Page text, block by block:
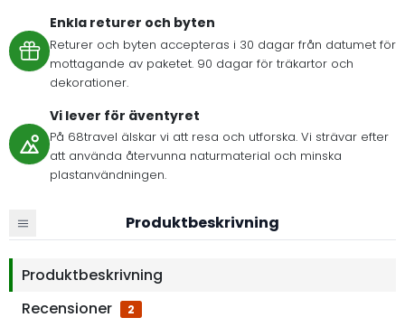
Enkla returer och byten
Returer och byten accepteras i 30 dagar från datumet för
mottagande av paketet. 90 dagar för träkartor och
dekorationer.
Vi lever för äventyret
På 68travel älskar vi att resa och utforska. Vi strävar efter
att använda återvunna naturmaterial och minska
plastanvändningen.
Produktbeskrivning
Produktbeskrivning
Recensioner
2